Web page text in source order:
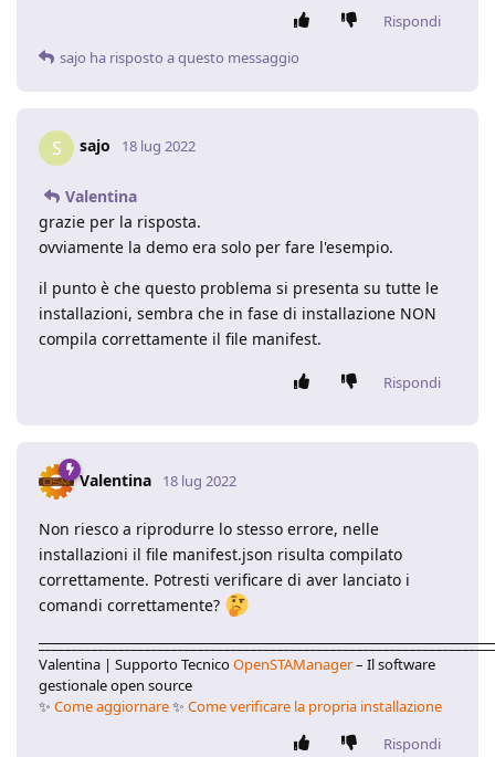
Rispondi
sajo ha risposto a questo messaggio
S sajo 18 lug 2022
Valentina
grazie per la risposta.
ovviamente la demo era solo per fare l'esempio.
il punto è che questo problema si presenta su tutte le
installazioni, sembra che in fase di installazione NON
compila correttamente il file manifest.
Rispondi
Valentina 18 lug 2022
Non riesco a riprodurre lo stesso errore, nelle
installazioni il file manifest.json risulta compilato
correttamente. Potresti verificare di aver lanciato i
comandi correttamente?
Valentina | Supporto TecnicoOpenSTAManager– Il software
gestionale open source
✨ Come aggiornare✨ Come verificare la propria installazione
Rispondi